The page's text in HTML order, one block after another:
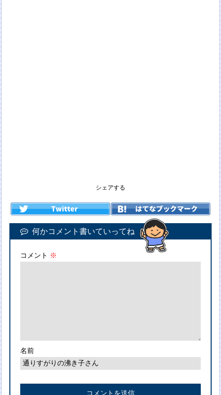
シェアする
何かコメント書いていってね
コメント ※
名前